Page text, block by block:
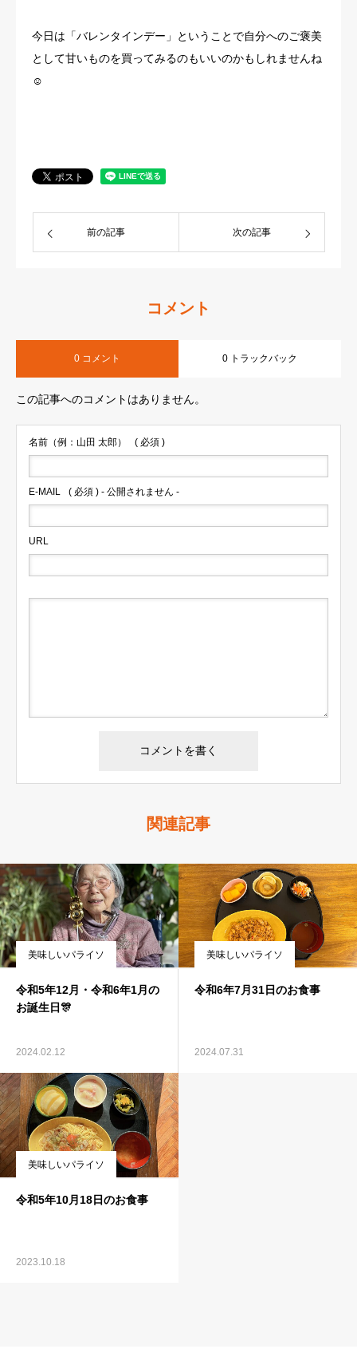
今日は「バレンタインデー」ということで自分へのご褒美
として甘いものを買ってみるのもいいのかもしれませんね
☺
前の記事 次の記事
コメント
0 コメント 0 トラックバック
この記事へのコメントはありません。
名前（例：山田 太郎） ( 必須 )
E-MAIL ( 必須 ) - 公開されません -
URL
関連記事
美味しいパライソ
令和5年12月・令和6年1月の
お誕生日🎊
2024.02.12
美味しいパライソ
令和6年7月31日のお食事
2024.07.31
美味しいパライソ
令和5年10月18日のお食事
2023.10.18